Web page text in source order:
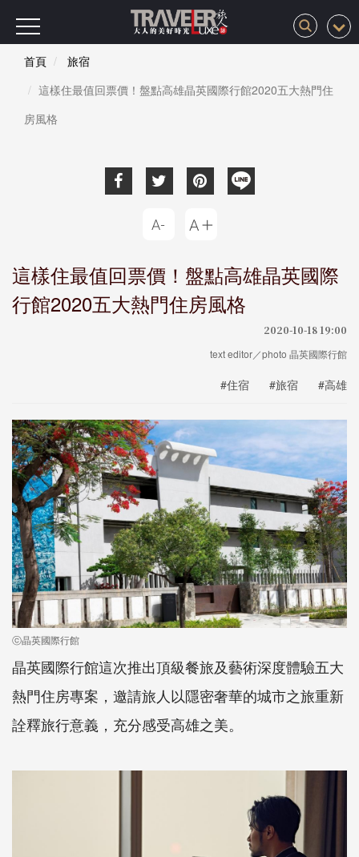
首頁
旅宿
這樣住最值回票價！盤點高雄晶英國際行館2020五大熱門住
房風格
這樣住最值回票價！盤點高雄晶英國際
行館2020五大熱門住房風格
2020-10-18 19:00
text editor／photo 晶英國際行館
#住宿 #旅宿 #高雄
ⓒ晶英國際行館
晶英國際行館這次推出頂級餐旅及藝術深度體驗五大
熱門住房專案，邀請旅人以隱密奢華的城市之旅重新
詮釋旅行意義，充分感受高雄之美。